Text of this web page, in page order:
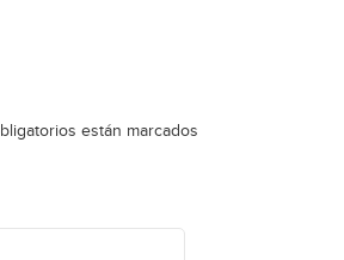
están marcados